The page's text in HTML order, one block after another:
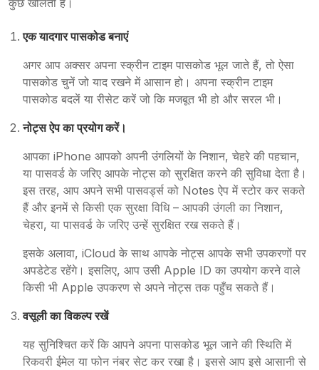
कुछ खोलती है।
एक यादगार पासकोड बनाएं
अगर आप अक्सर अपना स्क्रीन टाइम पासकोड भूल जाते हैं, तो ऐसा
पासकोड चुनें जो याद रखने में आसान हो। अपना स्क्रीन टाइम
पासकोड बदलें या रीसेट करें जो कि मजबूत भी हो और सरल भी।
नोट्स ऐप का प्रयोग करें।
आपका iPhone आपको अपनी उंगलियों के निशान, चेहरे की पहचान,
या पासवर्ड के जरिए आपके नोट्स को सुरक्षित करने की सुविधा देता है।
इस तरह, आप अपने सभी पासवर्ड्स को Notes ऐप में स्टोर कर सकते
हैं और इनमें से किसी एक सुरक्षा विधि – आपकी उंगली का निशान,
चेहरा, या पासवर्ड के जरिए उन्हें सुरक्षित रख सकते हैं।
इसके अलावा, iCloud के साथ आपके नोट्स आपके सभी उपकरणों पर
अपडेटेड रहेंगे। इसलिए, आप उसी Apple ID का उपयोग करने वाले
किसी भी Apple उपकरण से अपने नोट्स तक पहुँच सकते हैं।
वसूली का विकल्प रखें
यह सुनिश्चित करें कि आपने अपना पासकोड भूल जाने की स्थिति में
रिकवरी ईमेल या फोन नंबर सेट कर रखा है। इससे आप इसे आसानी से